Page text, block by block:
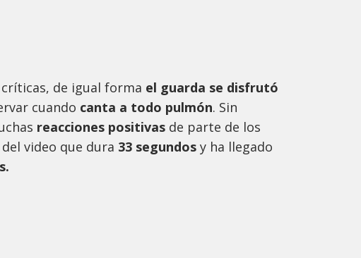
de igual forma el guarda se disfrutó
cuando canta a todo pulmón. Sin
reacciones positivas de parte de los
video que dura 33 segundos y ha llegado